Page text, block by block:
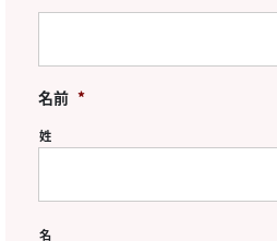
名前 *
姓
名